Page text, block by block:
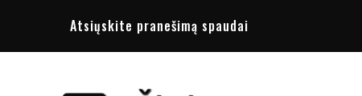
Atsiųskite pranešimą spaudai